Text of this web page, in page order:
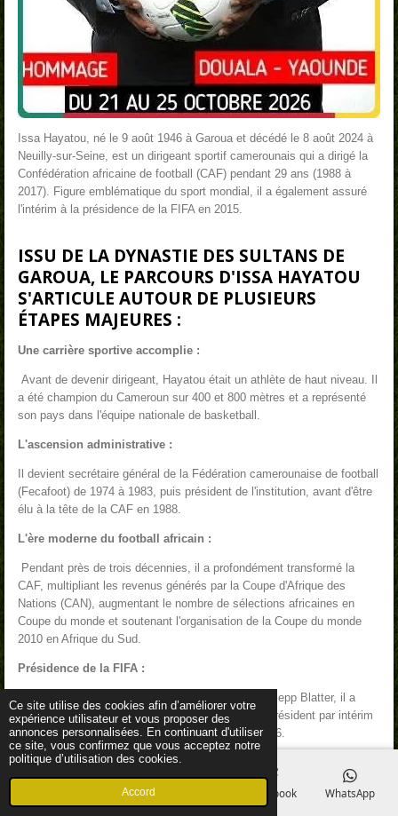
Ce site utilise des cookies afin d’améliorer votre
expérience utilisateur et vous proposer des
annonces personnalisées. En continuant d'utiliser
ce site, vous confirmez que vous acceptez notre
politique d’utilisation des cookies.
Accord
Issa Hayatou, né le 9 août 1946 à Garoua et décédé le 8 août 2024 à
Neuilly-sur-Seine, est un dirigeant sportif camerounais qui a dirigé la
Confédération africaine de football (CAF) pendant 29 ans (1988 à
2017). Figure emblématique du sport mondial, il a également assuré
l'intérim à la présidence de la FIFA en 2015.
ISSU DE LA DYNASTIE DES SULTANS DE
GAROUA, LE PARCOURS D'ISSA HAYATOU
S'ARTICULE AUTOUR DE PLUSIEURS
ÉTAPES MAJEURES :
Une carrière sportive accomplie :
Avant de devenir dirigeant, Hayatou était un athlète de haut niveau. Il
a été champion du Cameroun sur 400 et 800 mètres et a représenté
son pays dans l'équipe nationale de basketball.
L'ascension administrative :
Il devient secrétaire général de la Fédération camerounaise de football
(Fecafoot) de 1974 à 1983, puis président de l'institution, avant d'être
élu à la tête de la CAF en 1988.
L'ère moderne du football africain :
Pendant près de trois décennies, il a profondément transformé la
CAF, multipliant les revenus générés par la Coupe d'Afrique des
Nations (CAN), augmentant le nombre de sélections africaines en
Coupe du monde et soutenant l'organisation de la Coupe du monde
2010 en Afrique du Sud.
Présidence de la FIFA :
En octobre 2015, à la suite de la suspension de Sepp Blatter, il a
brièvement pris les rênes de la FIFA en tant que président par intérim
jusqu'à l'élection de Gianni Infantino en février 2016.
Le sommet mondial et l'intérim à la FIFA
Devenu vice-président de la FIFA, il tente de détrôner Sepp Blatter en
2002 mais échoue lors du vote. En octobre 2015, suite à la
Téléphone Facebook WhatsApp